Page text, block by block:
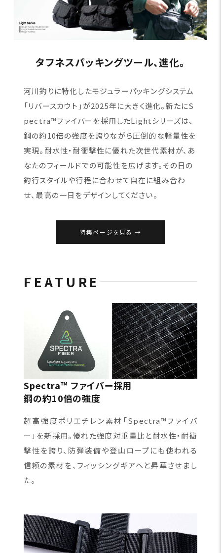
タフネスパッキングツール、進化。
河川釣りに特化したモジュラーパッキングシステム
「リバースカウト」が2025年に大きく進化。新たにS
pectra™ファイバーを採用したLightシリーズは、
鋼の約10倍の強度を誇りながら圧倒的な軽量性を
実現。耐水性・耐衝撃性に優れた次世代素材が、あ
なたのフィールドでの可能性を広げます。その日の
釣行スタイルや行程に合わせて自在に組み合わ
せ、最高の一日をデザインしてください。
特集ページを見る
FEATURE
Spectra™ ファイバー採用
鋼の約10倍の強度
超高強度ポリエチレン素材「Spectra™ファイバ
ー」を新採用。優れた強度対重量比と耐水性・耐衝
撃性を誇り、防弾装備や登山ロープにも使われる
信頼の素材を、フィッシングギアへと昇華させまし
た。